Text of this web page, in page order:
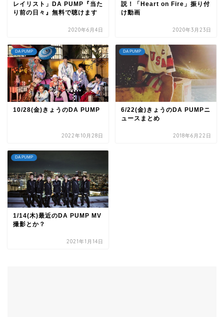
レイリスト」DA PUMP『当た
り前の日々』無料で聴けます
2020年6月4日
説！「Heart on Fire」振り付
け動画
2020年3月23日
DA PUMP
10/28(金)きょうのDA PUMP
2022年10月28日
DA PUMP
6/22(金)きょうのDA PUMPニ
ュースまとめ
2018年6月22日
DA PUMP
1/14(木)最近のDA PUMP MV
撮影とか？
2021年1月14日